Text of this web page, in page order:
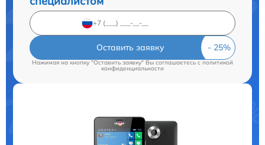
Оставить заявку
Нажимая на кнопку "Оставить заявку" Вы соглашаетесь cполитикой
конфиденциальности